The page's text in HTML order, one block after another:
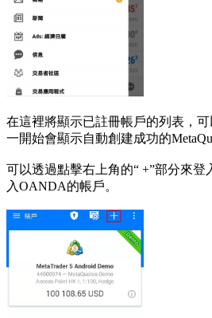
在這裡將顯示已註冊帳戶的列表，可
一開始會顯示自動創建成功的
可以透過點擊右上角的“ +”部分來
入OANDA的帳戶。